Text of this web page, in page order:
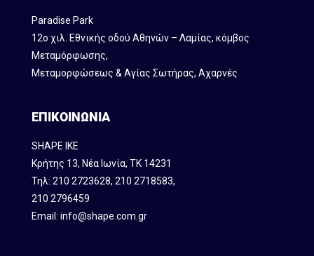
Paradise Park
12ο χιλ. Εθνικής οδού Αθηνών – Λαμίας, κόμβος
Mεταμόρφωσης,
Μεταμορφώσεως & Αγίας Σωτήρας, Αχαρνές
ΕΠΙΚΟΙΝΩΝΙΑ
SHAPE IKE
Κρήτης 13, Νέα Ιωνία, ΤΚ 14231
Τηλ: 210 2723628, 210 2718583,
210 2796459
Email: info@shape.com.gr